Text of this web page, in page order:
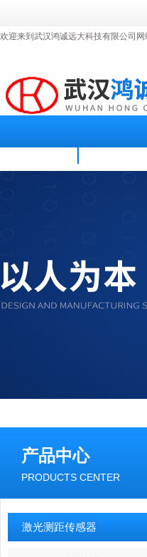
欢迎来到武汉鸿诚远大科技有限公司网
产品中心
PRODUCTS CENTER
激光测距传感器